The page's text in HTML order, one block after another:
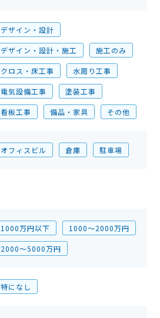
デザイン・設計
デザイン・設計・施工 施工のみ
クロス・床工事 水周り工事
電気設備工事 塗装工事
看板工事 備品・家具 その他
オフィスビル 倉庫 駐車場
1000万円以下 1000〜2000万円
2000〜5000万円
特になし